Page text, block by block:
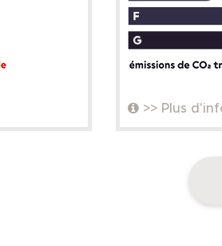
>> Plus